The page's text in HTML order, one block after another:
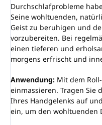
Durchschlafprobleme
Seine wohltuenden,
Geist zu beruhigen und
vorzubereiten. Bei
einen tieferen und
morgens erfrischt und
Anwendung: Mit dem
einmassieren. Tragen Sie
Ihres Handgelenks auf
ein, um den wohltuenden